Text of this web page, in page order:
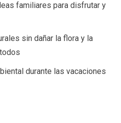
familiares para disfrutar y
sin dañar la flora y la
durante las vacaciones